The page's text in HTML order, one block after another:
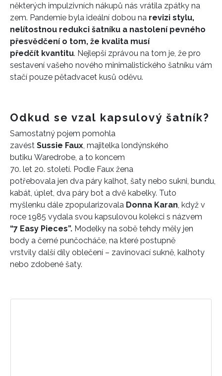
některých impulzivních nákupů nás vrátila zpátky na
zem. Pandemie byla ideální dobou na revizi stylu,
nelítostnou redukci šatníku a nastolení pevného
přesvědčení o tom, že kvalita musí
předčít kvantitu. Nejlepší zprávou na tom je, že pro
sestavení vašeho nového minimalistického šatníku vám
stačí pouze pětadvacet kusů oděvu.
Odkud se vzal kapsulový šatník?
Samostatný pojem pomohla
zavést Sussie Faux, majitelka londýnského
butiku Waredrobe, a to koncem
70. let 20. století. Podle Faux žena
potřebovala jen dva páry kalhot, šaty nebo sukni, bundu,
kabát, úplet, dva páry bot a dvě kabelky. Tuto
myšlenku dále zpopularizovala Donna Karan, když v
roce 1985 vydala svou kapsulovou kolekci s názvem
“7 Easy Pieces”. Modelky na sobě tehdy měly jen
body a černé punčocháče, na které postupně
vrstvily další díly oblečení – zavinovací sukně, kalhoty
nebo zdobené šaty.